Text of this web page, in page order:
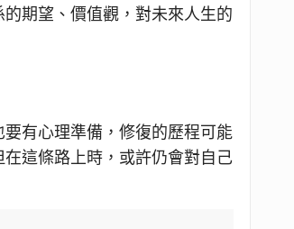
期望、價值觀，對未來人生的
有心理準備，修復的歷程可能
這條路上時，或許仍會對自己